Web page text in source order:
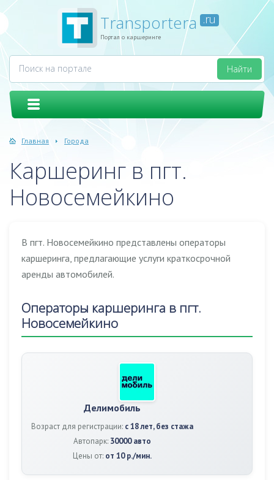
Transportera .ru
Портал о каршеринге
Главная Города
Каршеринг в пгт.
Новосемейкино
В пгт. Новосемейкино представлены операторы
каршеринга, предлагающие услуги краткосрочной
аренды автомобилей.
Операторы каршеринга в пгт.
Новосемейкино
Делимобиль
Возраст для регистрации: с 18 лет, без стажа
Автопарк: 30000 авто
Цены от: от 10 р./мин.